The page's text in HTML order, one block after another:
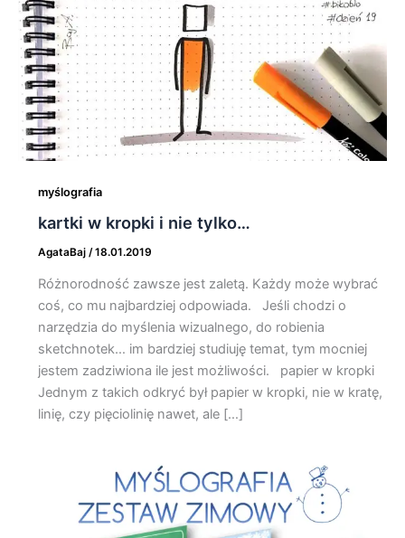
myślografia
kartki w kropki i nie tylko…
AgataBaj /18.01.2019
Różnorodność zawsze jest zaletą. Każdy może wybrać
coś, co mu najbardziej odpowiada. Jeśli chodzi o
narzędzia do myślenia wizualnego, do robienia
sketchnotek… im bardziej studiuję temat, tym mocniej
jestem zadziwiona ile jest możliwości. papier w kropki
Jednym z takich odkryć był papier w kropki, nie w kratę,
linię, czy pięciolinię nawet, ale […]